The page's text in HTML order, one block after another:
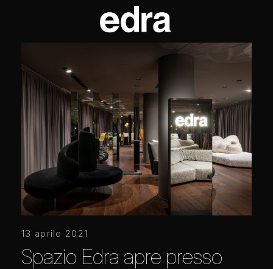
13 aprile 2021
Spazio Edra apre presso